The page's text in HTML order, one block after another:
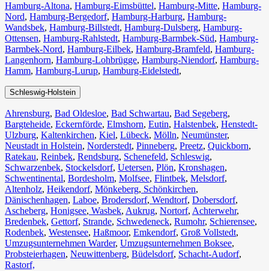
Hamburg-Altona, Hamburg-Eimsbüttel, Hamburg-Mitte, Hamburg-
Nord, Hamburg-Bergedorf, Hamburg-Harburg, Hamburg-
Wandsbek, Hamburg-Billstedt, Hamburg-Dulsberg, Hamburg-
Ottensen, Hamburg-Rahlstedt, Hamburg-Barmbek-Süd, Hamburg-
Barmbek-Nord, Hamburg-Eilbek, Hamburg-Bramfeld, Hamburg-
Langenhorn, Hamburg-Lohbrügge, Hamburg-Niendorf, Hamburg-
Hamm, Hamburg-Lurup, Hamburg-Eidelstedt,
Schleswig-Holstein
Ahrensburg, Bad Oldesloe, Bad Schwartau, Bad Segeberg,
Bargteheide, Eckernförde, Elmshorn, Eutin, Halstenbek, Henstedt-
Ulzburg, Kaltenkirchen, Kiel, Lübeck, Mölln, Neumünster,
Neustadt in Holstein, Norderstedt, Pinneberg, Preetz, Quickborn,
Ratekau, Reinbek, Rendsburg, Schenefeld, Schleswig,
Schwarzenbek, Stockelsdorf, Uetersen, Plön, Kronshagen,
Schwentinental, Bordesholm, Molfsee, Flintbek, Melsdorf,
Altenholz, Heikendorf, Mönkeberg, Schönkirchen,
Dänischenhagen, Laboe, Brodersdorf, Wendtorf, Dobersdorf,
Ascheberg, Honigsee, Wasbek, Aukrug, Nortorf, Achterwehr,
Bredenbek, Gettorf, Strande, Schwedeneck, Rumohr, Schierensee,
Rodenbek, Westensee, Haßmoor, Emkendorf, Groß Vollstedt,
Umzugsunternehmen Warder, Umzugsunternehmen Boksee,
Probsteierhagen, Neuwittenberg, Büdelsdorf, Schacht-Audorf,
Rastorf,